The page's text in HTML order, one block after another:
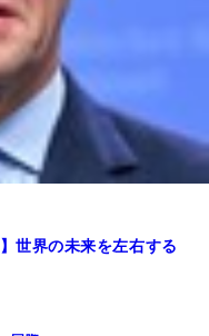
世界の未来を左右する